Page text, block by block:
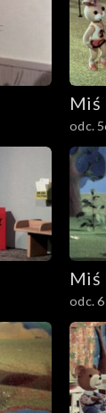
Miś
odc.
Miś
odc.